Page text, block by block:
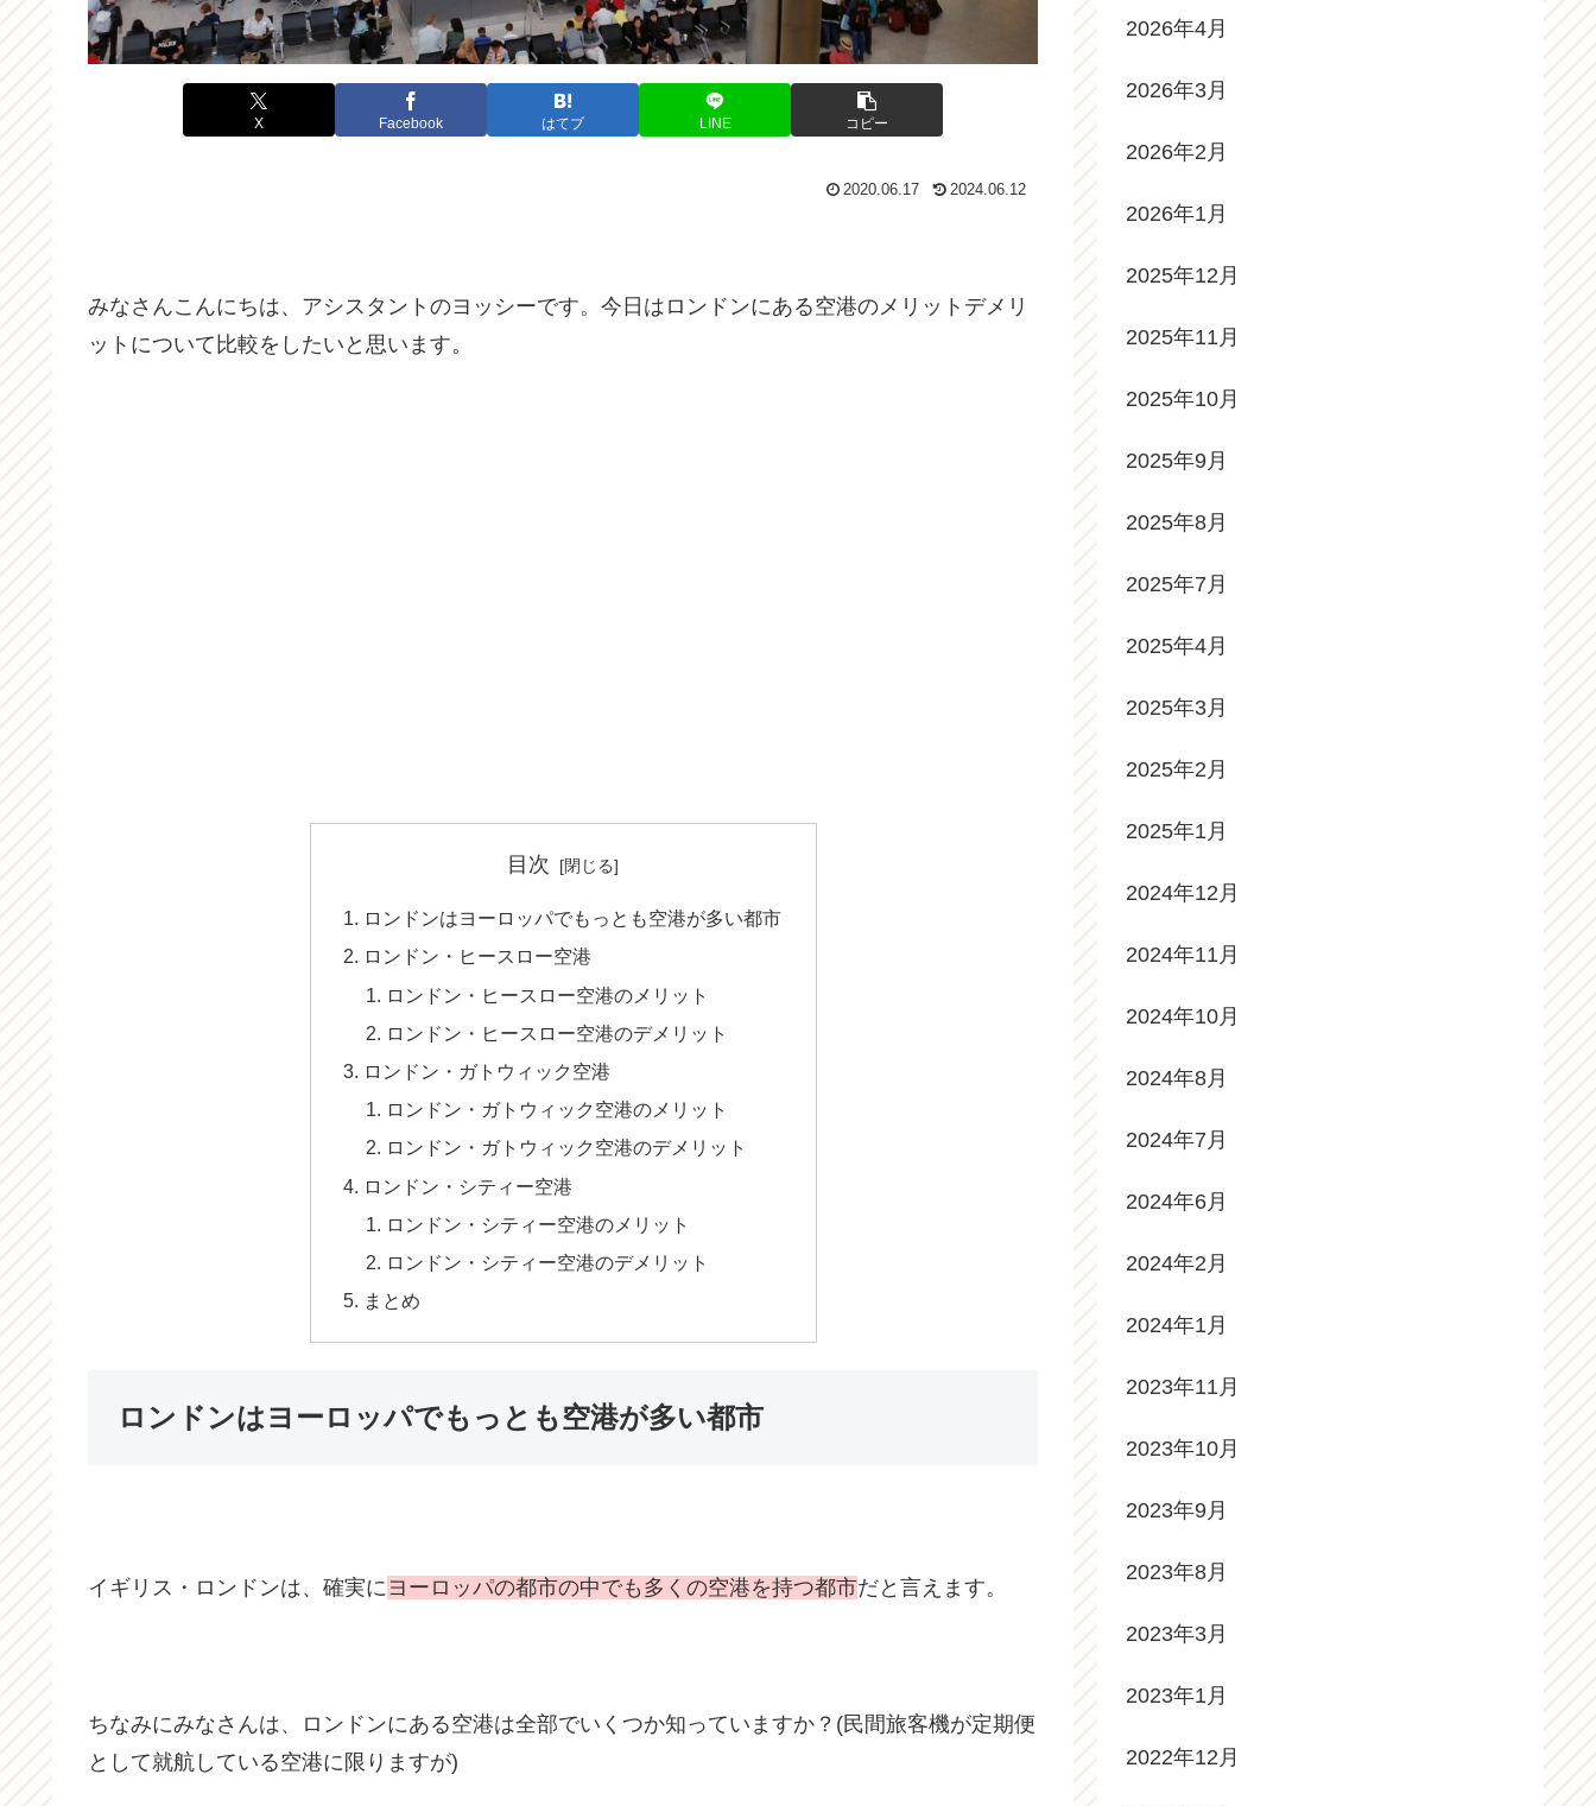
X Facebook はてブ LINE コピー
2020.06.17 2024.06.12
みなさんこんにちは、アシスタントのヨッシーです。今日はロンドンにある空港のメリットデメリ
ットについて比較をしたいと思います。
目次
ロンドンはヨーロッパでもっとも空港が多い都市
ロンドン・ヒースロー空港
ロンドン・ヒースロー空港のメリット
ロンドン・ヒースロー空港のデメリット
ロンドン・ガトウィック空港
ロンドン・ガトウィック空港のメリット
ロンドン・ガトウィック空港のデメリット
ロンドン・シティー空港
ロンドン・シティー空港のメリット
ロンドン・シティー空港のデメリット
まとめ
ロンドンはヨーロッパでもっとも空港が多い都市
イギリス・ロンドンは、確実にヨーロッパの都市の中でも多くの空港を持つ都市だと言えます。
ちなみにみなさんは、ロンドンにある空港は全部でいくつか知っていますか？(民間旅客機が定期便
として就航している空港に限りますが)
2026年4月
2026年3月
2026年2月
2026年1月
2025年12月
2025年11月
2025年10月
2025年9月
2025年8月
2025年7月
2025年4月
2025年3月
2025年2月
2025年1月
2024年12月
2024年11月
2024年10月
2024年8月
2024年7月
2024年6月
2024年2月
2024年1月
2023年11月
2023年10月
2023年9月
2023年8月
2023年3月
2023年1月
2022年12月